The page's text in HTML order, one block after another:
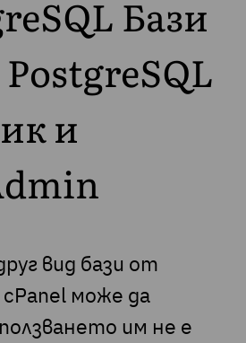
Бази
и
вид бази от
може да
им не е